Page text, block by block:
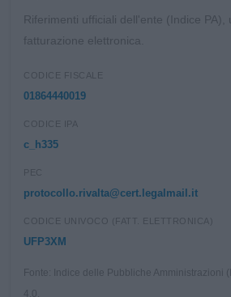
Riferimenti ufficiali dell'ente (Indice PA),
fatturazione elettronica.
CODICE FISCALE
01864440019
CODICE IPA
c_h335
PEC
protocollo.rivalta@cert.legalmail.it
CODICE UNIVOCO (FATT. ELETTRONICA)
UFP3XM
Fonte: Indice delle Pubbliche Amministrazioni